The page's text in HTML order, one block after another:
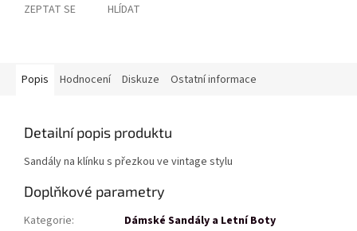
ZEPTAT SE HLÍDAT
Popis Hodnocení Diskuze Ostatní informace
Detailní popis produktu
Sandály na klínku s přezkou ve vintage stylu
Doplňkové parametry
Kategorie:
Dámské Sandály a Letní Boty